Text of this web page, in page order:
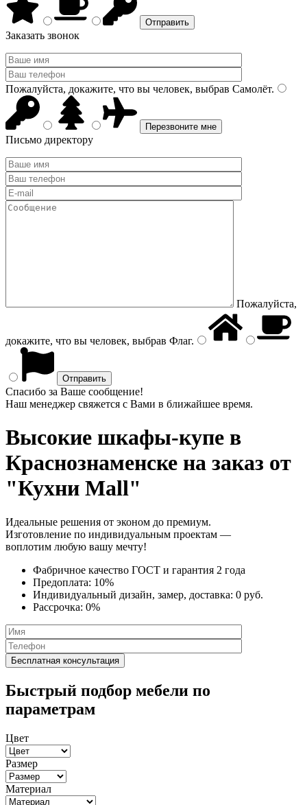
Заказать звонок
Пожалуйста, докажите, что вы человек, выбрав Самолёт.
Письмо директору
Пожалуйста,
докажите, что вы человек, выбрав Флаг.
Спасибо за Ваше сообщение!
Наш менеджер свяжется с Вами в ближайшее время.
Высокие шкафы-купе в
Краснознаменске на заказ от
"Кухни Mall"
Идеальные решения от эконом до премиум.
Изготовление по индивидуальным проектам —
воплотим любую вашу мечту!
Фабричное качество ГОСТ и гарантия 2 года
Предоплата: 10%
Индивидуальный дизайн, замер, доставка: 0 руб.
Рассрочка: 0%
Быстрый подбор мебели по
параметрам
Цвет
Размер
Материал